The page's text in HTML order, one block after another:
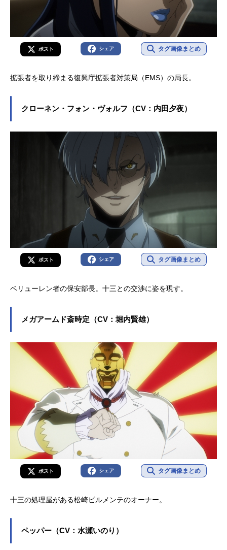
ポスト シェア タグ画像まとめ
拡張者を取り締まる復興庁拡張者対策局（EMS）の局長。
クローネン・フォン・ヴォルフ（CV：内田夕夜）
ポスト シェア タグ画像まとめ
ベリューレン者の保安部長。十三との交渉に姿を現す。
メガアームド斎時定（CV：堀内賢雄）
ポスト シェア タグ画像まとめ
十三の処理屋がある松崎ビルメンテのオーナー。
ペッパー（CV：水瀬いのり）